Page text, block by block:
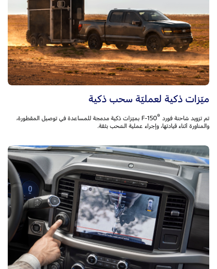
ميّزات ذكية لعمليّة سحب ذكية
تم تزويد شاحنة فورد F-150 ®
‎ بميّزات ذكية مدمجة للمساعدة في توصيل المقطورة،
والمناورة أثناء قيادتها، وإجراء عملية السّحب بثقة.